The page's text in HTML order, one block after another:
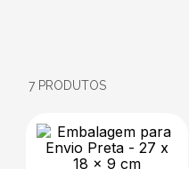
7 PRODUTOS